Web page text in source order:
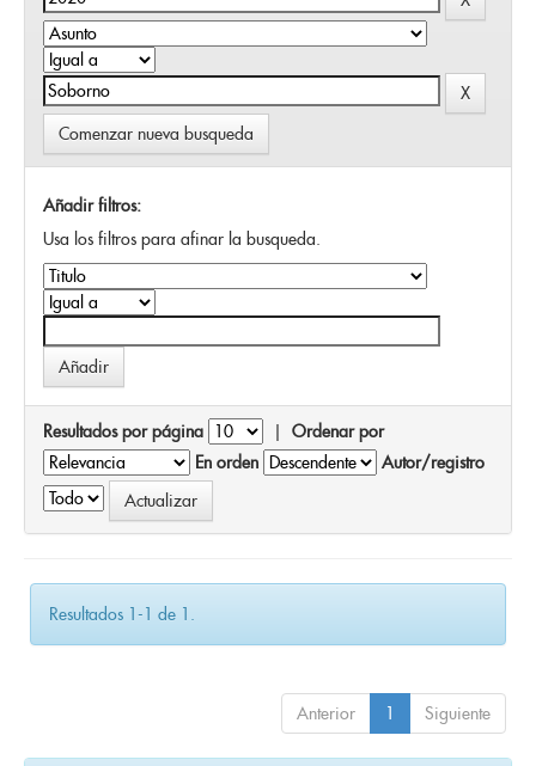
Comenzar nueva busqueda
Añadir filtros:
Usa los filtros para afinar la busqueda.
Resultados por página | Ordenar por
En orden
Autor/registro
Resultados 1-1 de 1.
Anterior 1 Siguiente